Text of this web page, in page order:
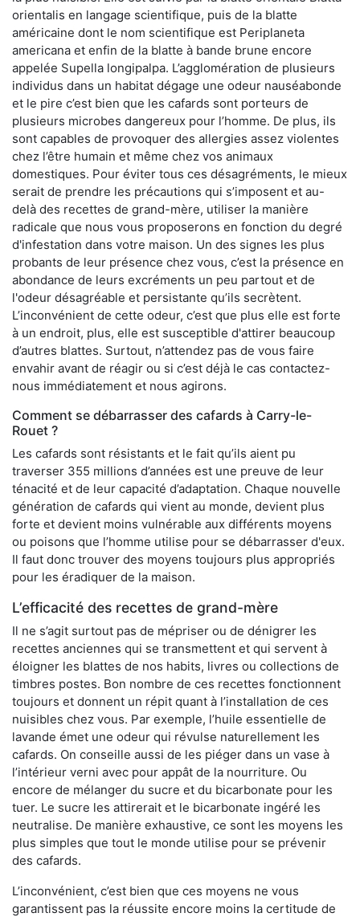
orientalis en langage scientifique, puis de la blatte
américaine dont le nom scientifique est Periplaneta
americana et enfin de la blatte à bande brune encore
appelée Supella longipalpa. L’agglomération de plusieurs
individus dans un habitat dégage une odeur nauséabonde
et le pire c’est bien que les cafards sont porteurs de
plusieurs microbes dangereux pour l’homme. De plus, ils
sont capables de provoquer des allergies assez violentes
chez l’être humain et même chez vos animaux
domestiques. Pour éviter tous ces désagréments, le mieux
serait de prendre les précautions qui s’imposent et au-
delà des recettes de grand-mère, utiliser la manière
radicale que nous vous proposerons en fonction du degré
d'infestation dans votre maison. Un des signes les plus
probants de leur présence chez vous, c’est la présence en
abondance de leurs excréments un peu partout et de
l'odeur désagréable et persistante qu’ils secrètent.
L’inconvénient de cette odeur, c’est que plus elle est forte
à un endroit, plus, elle est susceptible d'attirer beaucoup
d’autres blattes. Surtout, n’attendez pas de vous faire
envahir avant de réagir ou si c’est déjà le cas contactez-
nous immédiatement et nous agirons.
Comment se débarrasser des cafards à Carry-le-
Rouet ?
Les cafards sont résistants et le fait qu’ils aient pu
traverser 355 millions d’années est une preuve de leur
ténacité et de leur capacité d’adaptation. Chaque nouvelle
génération de cafards qui vient au monde, devient plus
forte et devient moins vulnérable aux différents moyens
ou poisons que l’homme utilise pour se débarrasser d'eux.
Il faut donc trouver des moyens toujours plus appropriés
pour les éradiquer de la maison.
L’efficacité des recettes de grand-mère
Il ne s’agit surtout pas de mépriser ou de dénigrer les
recettes anciennes qui se transmettent et qui servent à
éloigner les blattes de nos habits, livres ou collections de
timbres postes. Bon nombre de ces recettes fonctionnent
toujours et donnent un répit quant à l’installation de ces
nuisibles chez vous. Par exemple, l’huile essentielle de
lavande émet une odeur qui révulse naturellement les
cafards. On conseille aussi de les piéger dans un vase à
l’intérieur verni avec pour appât de la nourriture. Ou
encore de mélanger du sucre et du bicarbonate pour les
tuer. Le sucre les attirerait et le bicarbonate ingéré les
neutralise. De manière exhaustive, ce sont les moyens les
plus simples que tout le monde utilise pour se prévenir
des cafards.
L’inconvénient, c’est bien que ces moyens ne vous
garantissent pas la réussite encore moins la certitude de